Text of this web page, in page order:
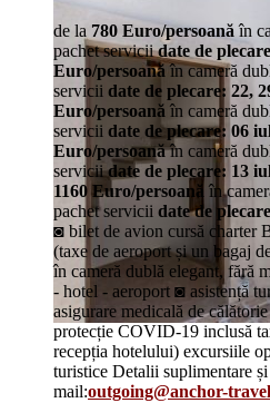
de la 780 Euro/persoană în
pachet serviciidate de
Euro/persoană în cameră
servicii date de plecare: 22,
Euro/persoană în cameră
servicii date de plecare: 06
Euro/persoanăîn cameră
serviciidate de plecare: 13
1160 Euro/persoană în
pachet servicii date de
◙ bilet de avion cursă charter
(taxe de aeroport și un bagaj
în cameră dublă elegant, fără
- hotel - aeroport ◙ asistență
asigurare medicală de
protecție COVID-19 inclusă
recepția hotelului) excursiile
turistice Detalii suplimentare
mail:outgoing@anchor-